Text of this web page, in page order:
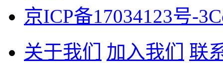
京ICP备17034123号-3
关于我们 加入我们 联